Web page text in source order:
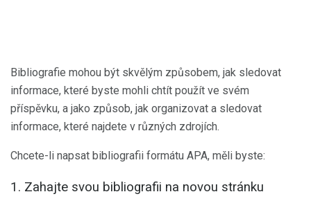
Bibliografie mohou být skvělým způsobem, jak sledovat
informace, které byste mohli chtít použít ve svém
příspěvku, a jako způsob, jak organizovat a sledovat
informace, které najdete v různých zdrojích.
Chcete-li napsat bibliografii formátu APA, měli byste:
1. Zahajte svou bibliografii na novou stránku